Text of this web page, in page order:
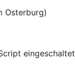
Osterburg)